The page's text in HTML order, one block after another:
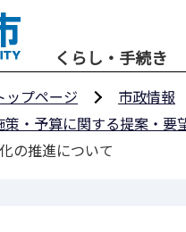
くらし・手続き
ップページ 市政情報
・予算に関する提案・要
の推進について